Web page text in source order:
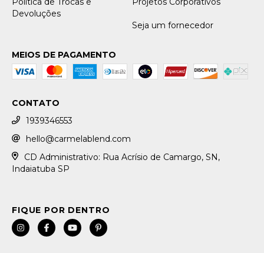
Devoluções
Seja um fornecedor
MEIOS DE PAGAMENTO
CONTATO
1939346553
hello@carmelablend.com
CD Administrativo: Rua Acrísio de Camargo, SN,
Indaiatuba SP